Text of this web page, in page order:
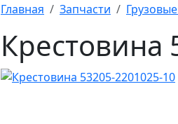
Главная Запчасти
Крестовина